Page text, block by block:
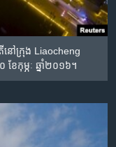
រី​នៅ​ក្រុង Liaocheng
ែ​កុម្ភៈ ឆ្នាំ​២០១៦។